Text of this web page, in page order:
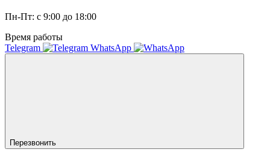
Пн-Пт: с 9:00 до 18:00
Время работы
Telegram
WhatsApp
Перезвонить